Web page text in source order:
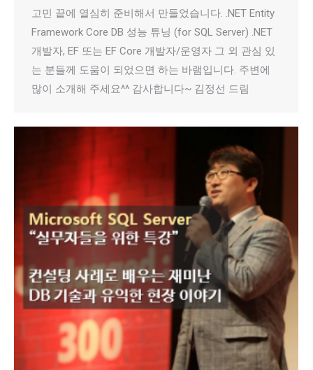
고민 끝에 열심히 준비해서 만들었습니다. .NET Entity
Framework Core DB 성능 튜닝 (for SQL Server) .NET
개발자, EF 또는 EF Core 개발자/운영자 그 외 관심 있
는 분들께 도움이 되었으면 하는 바램입니다. 주변에
많이 소개해 주세요^^ 감사합니다~ 김정선 드림